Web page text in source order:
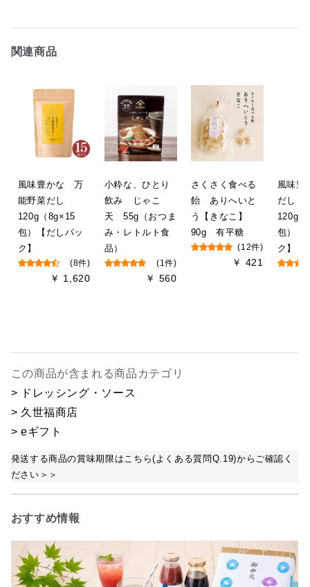
関連商品
風味豊かな 万
能野菜だし
120g（8g×15
包）【だしパッ
ク】
(8件)
￥ 1,620
小粋な、ひとり
飲み じゃこ
天 55g（おつま
み・レトルト食
品）
(1件)
￥ 560
さくさく食べる
飴 ありへいと
う【きなこ】
90g 有平糖
(12件)
￥ 421
風味豊
だし
120g
包）【
ク】
この商品が含まれる商品カテゴリ
> ドレッシング・ソース
> 久世福商店
> eギフト
発送する商品の賞味期限はこちら(よくある質問Q.19)からご確認く
ださい＞＞
おすすめ情報